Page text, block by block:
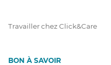
Travailler chez Click&Care
BON À SAVOIR